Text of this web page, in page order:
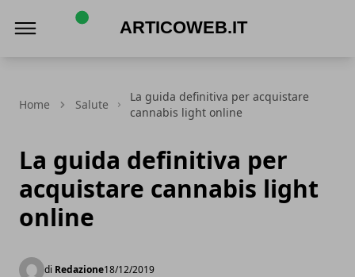
Home Salute
La guida definitiva per acquistare
cannabis light online
La guida definitiva per
acquistare cannabis light
online
di Redazione18/12/2019